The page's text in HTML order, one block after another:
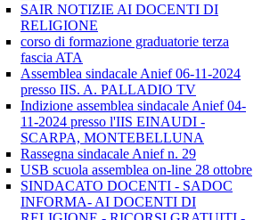
SAIR NOTIZIE AI DOCENTI DI
RELIGIONE
corso di formazione graduatorie terza
fascia ATA
Assemblea sindacale Anief 06-11-2024
presso IIS. A. PALLADIO TV
Indizione assemblea sindacale Anief 04-
11-2024 presso l'IIS EINAUDI -
SCARPA, MONTEBELLUNA
Rassegna sindacale Anief n. 29
USB scuola assemblea on-line 28 ottobre
SINDACATO DOCENTI - SADOC
INFORMA- AI DOCENTI DI